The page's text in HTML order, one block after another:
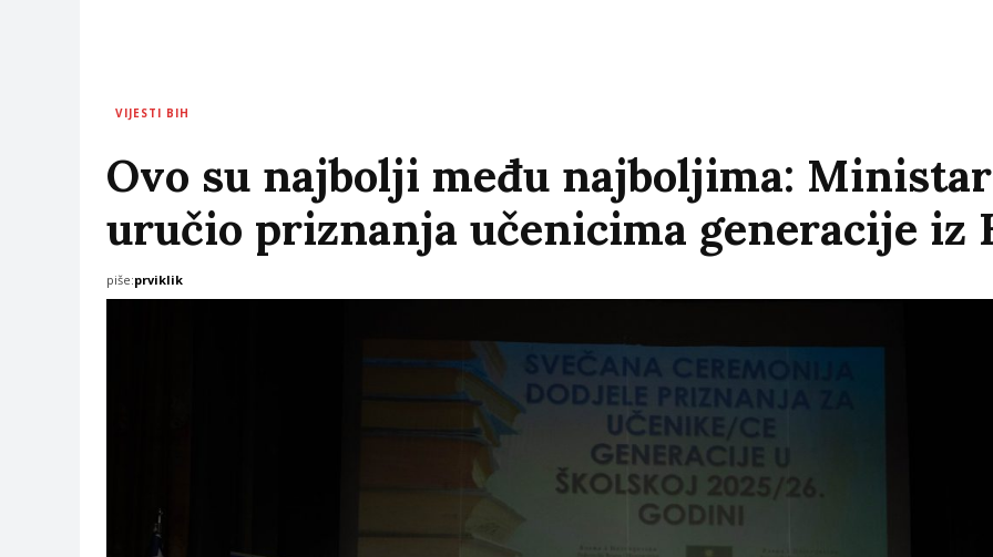
VIJESTI BIH
Ovo su najbolji među najboljima:
uručio priznanja učenicima generacije iz
piše:prviklik